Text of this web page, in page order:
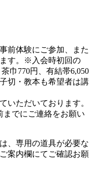
前体験にご参加、また
す。※入会時初回の
巾770円、有結帯6,050
切・教本も希望者は講
いただいております。
でにご連絡をお願い
、専用の道具が必要な
案内欄にてご確認お願